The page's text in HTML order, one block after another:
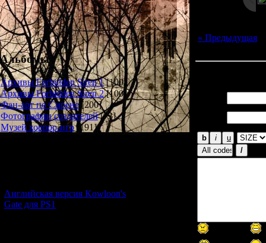
Альбомы
Архивы Forbidden Siren 1 [100]
Архивы Forbidden Siren 2 [100]
Фан-арт по Сирене [200]
Фотографии создателей [73]
Музей хоррор-игр
[191]
Английская версия Kowloon's
Gate для PS1
« Предыдущая